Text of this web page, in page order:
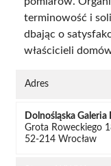
terminowość i
dbając o
właścicieli
Adres
Dolnośląska
Grota Roweckiego
52-214 Wrocław